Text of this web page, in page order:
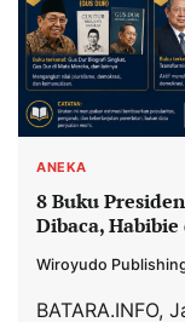
ANEKA
8 Buku
Dibaca,
Wiroyudo
BATARA.INFO,